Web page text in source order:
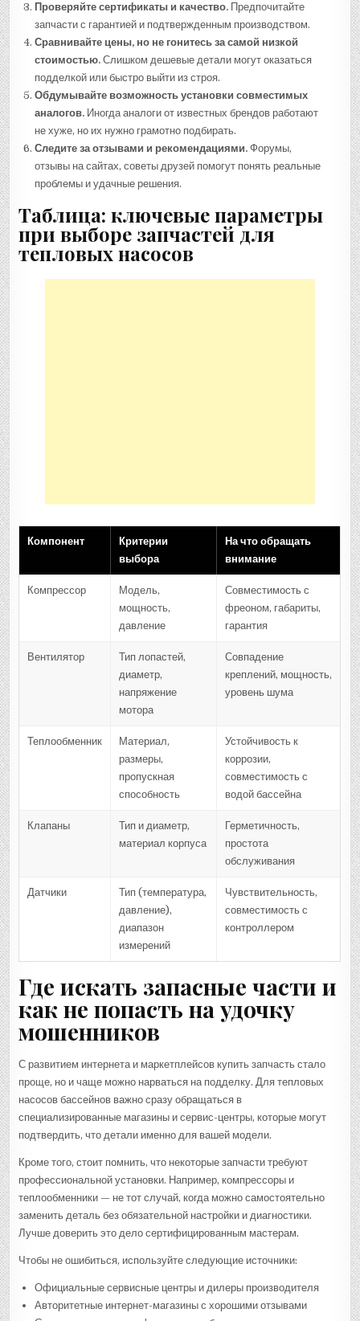
Проверяйте сертификаты и качество. Предпочитайте
запчасти с гарантией и подтвержденным производством.
Сравнивайте цены, но не гонитесь за самой низкой
стоимостью. Слишком дешевые детали могут оказаться
подделкой или быстро выйти из строя.
Обдумывайте возможность установки совместимых
аналогов. Иногда аналоги от известных брендов работают
не хуже, но их нужно грамотно подбирать.
Следите за отзывами и рекомендациями. Форумы,
отзывы на сайтах, советы друзей помогут понять реальные
проблемы и удачные решения.
Таблица: ключевые параметры
при выборе запчастей для
тепловых насосов
Компонент
Критерии
выбора
На что обращать
внимание
Компрессор
Модель,
мощность,
давление
Совместимость с
фреоном, габариты,
гарантия
Вентилятор
Тип лопастей,
диаметр,
напряжение
мотора
Совпадение
креплений, мощность,
уровень шума
Теплообменник
Материал,
размеры,
пропускная
способность
Устойчивость к
коррозии,
совместимость с
водой бассейна
Клапаны
Тип и диаметр,
материал корпуса
Герметичность,
простота
обслуживания
Датчики
Тип (температура,
давление),
диапазон
измерений
Чувствительность,
совместимость с
контроллером
Где искать запасные части и
как не попасть на удочку
мошенников
С развитием интернета и маркетплейсов купить запчасть стало
проще, но и чаще можно нарваться на подделку. Для тепловых
насосов бассейнов важно сразу обращаться в
специализированные магазины и сервис-центры, которые могут
подтвердить, что детали именно для вашей модели.
Кроме того, стоит помнить, что некоторые запчасти требуют
профессиональной установки. Например, компрессоры и
теплообменники — не тот случай, когда можно самостоятельно
заменить деталь без обязательной настройки и диагностики.
Лучше доверить это дело сертифицированным мастерам.
Чтобы не ошибиться, используйте следующие источники:
Официальные сервисные центры и дилеры производителя
Авторитетные интернет-магазины с хорошими отзывами